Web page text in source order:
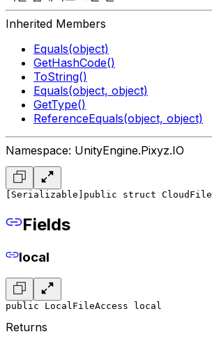
Inherited Members
Equals(object)
GetHashCode()
ToString()
Equals(object, object)
GetType()
ReferenceEquals(object, object)
Namespace: UnityEngine.Pixyz.IO
[Serializable] public struct CloudFile
Fields
local
public LocalFileAccess local
Returns